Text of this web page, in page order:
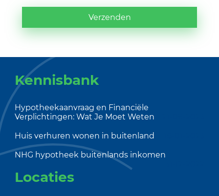
Verzenden
Kennisbank
Hypotheekaanvraag en Financiële
Verplichtingen: Wat Je Moet Weten
Huis verhuren wonen in buitenland
NHG hypotheek buitenlands inkomen
Locaties